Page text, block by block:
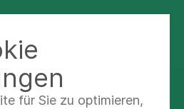
für Sie zu optimieren,